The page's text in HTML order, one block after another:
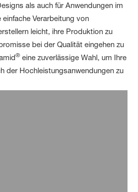
als auch für Anwendungen im
Verarbeitung von
leicht, ihre Produktion zu
bei der Qualität eingehen zu
® eine zuverlässige Wahl, um Ihre
der Hochleistungsanwendungen zu